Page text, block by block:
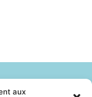
aux